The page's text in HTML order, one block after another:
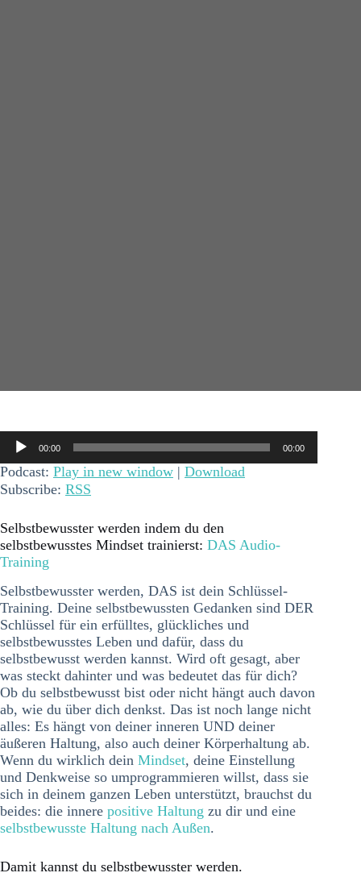
Audio-
Player
00:00 00:00
Podcast: Play in new window | Download
Subscribe: RSS
Selbstbewusster werden indem du den
selbstbewusstes Mindset trainierst: DAS Audio-
Training
Selbstbewusster werden, DAS ist dein Schlüssel-
Training. Deine selbstbewussten Gedanken sind DER
Schlüssel für ein erfülltes, glückliches und
selbstbewusstes Leben und dafür, dass du
selbstbewusst werden kannst. Wird oft gesagt, aber
was steckt dahinter und was bedeutet das für dich?
Ob du selbstbewusst bist oder nicht hängt auch davon
ab, wie du über dich denkst. Das ist noch lange nicht
alles: Es hängt von deiner inneren UND deiner
äußeren Haltung, also auch deiner Körperhaltung ab.
Wenn du wirklich dein Mindset, deine Einstellung
und Denkweise so umprogrammieren willst, dass sie
sich in deinem ganzen Leben unterstützt, brauchst du
beides: die innere positive Haltung zu dir und eine
selbstbewusste Haltung nach Außen.
Damit kannst du selbstbewusster werden.